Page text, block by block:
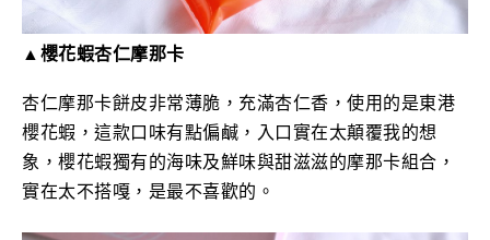
▲櫻花蝦杏仁摩那卡
杏仁摩那卡餅皮非常薄脆，充滿杏仁香，使用的是東港
櫻花蝦，這款口味有點偏鹹，入口實在太顛覆我的想
象，櫻花蝦獨有的海味及鮮味與甜滋滋的摩那卡組合，
實在太不搭嘎， 是最不喜歡的。